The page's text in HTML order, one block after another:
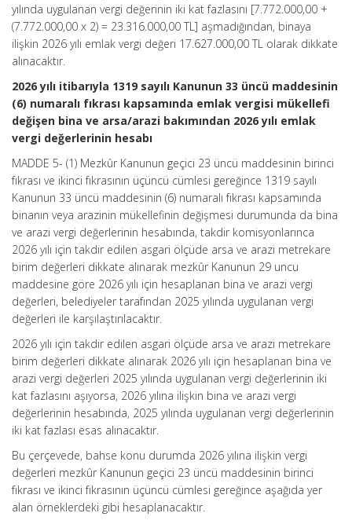
yılında uygulanan vergi değerinin iki kat fazlasını [7.772.000,00 +
(7.772.000,00 x 2) = 23.316.000,00 TL] aşmadığından, binaya
ilişkin 2026 yılı emlak vergi değeri 17.627.000,00 TL olarak dikkate
alınacaktır.
2026 yılı itibarıyla 1319 sayılı Kanunun 33 üncü maddesinin
(6) numaralı fıkrası kapsamında emlak vergisi mükellefi
değişen bina ve arsa/arazi bakımından 2026 yılı emlak
vergi değerlerinin hesabı
MADDE 5- (1) Mezkûr Kanunun geçici 23 üncü maddesinin birinci
fıkrası ve ikinci fıkrasının üçüncü cümlesi gereğince 1319 sayılı
Kanunun 33 üncü maddesinin (6) numaralı fıkrası kapsamında
binanın veya arazinin mükellefinin değişmesi durumunda da bina
ve arazi vergi değerlerinin hesabında, takdir komisyonlarınca
2026 yılı için takdir edilen asgari ölçüde arsa ve arazi metrekare
birim değerleri dikkate alınarak mezkûr Kanunun 29 uncu
maddesine göre 2026 yılı için hesaplanan bina ve arazi vergi
değerleri, belediyeler tarafından 2025 yılında uygulanan vergi
değerleri ile karşılaştırılacaktır.
2026 yılı için takdir edilen asgari ölçüde arsa ve arazi metrekare
birim değerleri dikkate alınarak 2026 yılı için hesaplanan bina ve
arazi vergi değerleri 2025 yılında uygulanan vergi değerlerinin iki
kat fazlasını aşıyorsa, 2026 yılına ilişkin bina ve arazi vergi
değerlerinin hesabında, 2025 yılında uygulanan vergi değerlerinin
iki kat fazlası esas alınacaktır.
Bu çerçevede, bahse konu durumda 2026 yılına ilişkin vergi
değerleri mezkûr Kanunun geçici 23 üncü maddesinin birinci
fıkrası ve ikinci fıkrasının üçüncü cümlesi gereğince aşağıda yer
alan örneklerdeki gibi hesaplanacaktır.